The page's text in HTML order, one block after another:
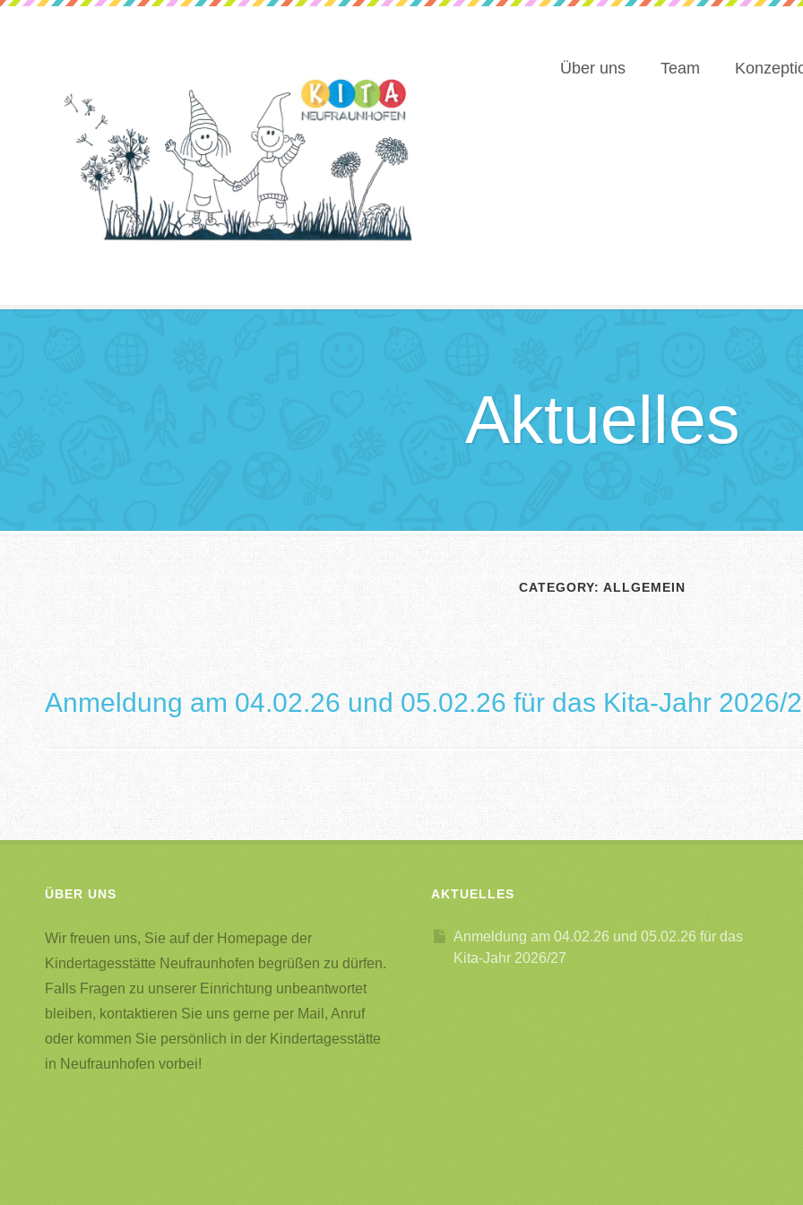
Über uns Team
Aktuelles
CATEGORY: ALLGEMEIN
Anmeldung am 04.02.26 und 05.02.26 für das Kita-Jahr 2026/
ÜBER UNS
Wir freuen uns, Sie auf der Homepage der
Kindertagesstätte Neufraunhofen begrüßen zu dürfen.
Falls Fragen zu unserer Einrichtung unbeantwortet
bleiben, kontaktieren Sie uns gerne per Mail, Anruf
oder kommen Sie persönlich in der Kindertagesstätte
in Neufraunhofen vorbei!
AKTUELLES
Anmeldung am 04.02.26 und 05.02.26 für das
Kita-Jahr 2026/27